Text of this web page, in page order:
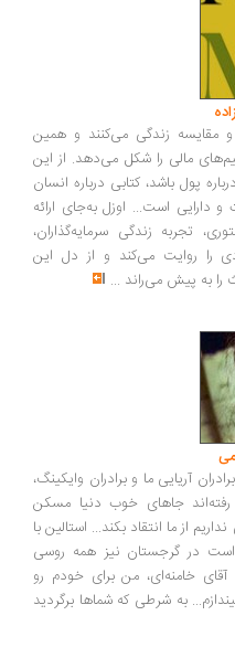
زندگی می‌کنند و همین
را شکل می‌دهد. از این
کتابی درباره انسان
است... اوزل به‌جای ارائه
زندگی سرمایه‌گذاران،
روایت می‌کند و از دل این
می‌راند ...
ما و برادران وایکینگ،
جاهای خوب دنیا مسکن
انتقاد بکند... استالین با
نیز همه روسی
من برای خودم رو
به شرطی که شماها برگردید